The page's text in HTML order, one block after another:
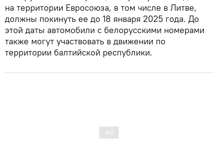
на территории Евросоюза, в том числе в Литве,
должны покинуть ее до 18 января 2025 года. До
этой даты автомобили с белорусскими номерами
также могут участвовать в движении по
территории балтийской республики.